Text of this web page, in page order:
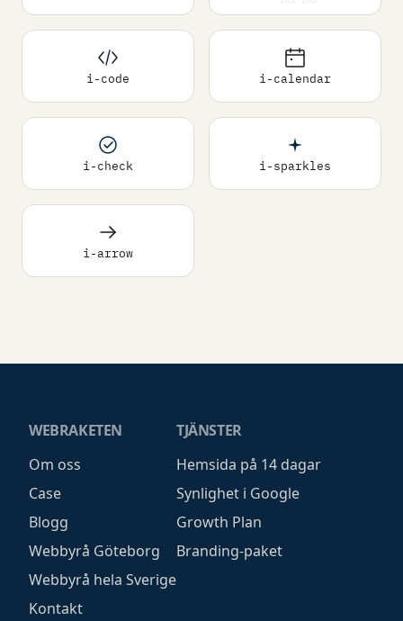
i-code i-calendar
i-check i-sparkles
i-arrow
WEBRAKETEN
Om oss
Case
Blogg
Webbyrå Göteborg
Webbyrå hela Sverige
Kontakt
TJÄNSTER
Hemsida på 14 dagar
Synlighet i Google
Growth Plan
Branding-paket